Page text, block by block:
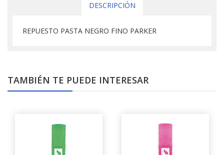
DESCRIPCIÓN
REPUESTO PASTA NEGRO FINO PARKER
TAMBIÉN TE PUEDE INTERESAR